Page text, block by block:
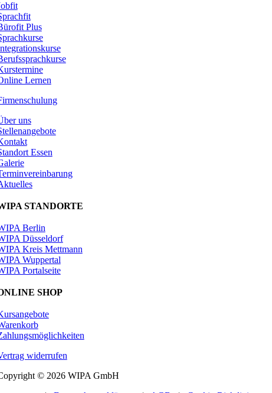
Plus
Lernen
uns
Essen
STANDORTE
Berlin
Düsseldorf
Kreis Mettmann
Wuppertal
Portalseite
SHOP
widerrufen
© 2026 WIPA GmbH